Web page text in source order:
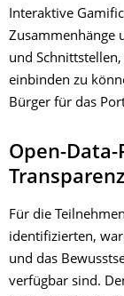
Interaktive
Zusammenhänge
und
einbinden zu
Bürger für das
Open-
Transparenz
Für die
identifizierten,
und das
verfügbar sind.